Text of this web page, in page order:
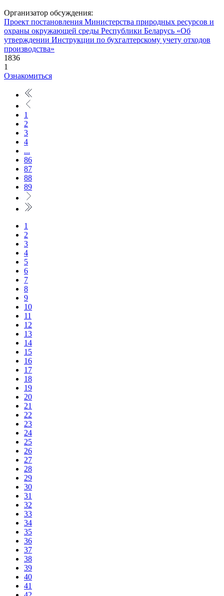
Организатор обсуждения:
Проект постановления Министерства природных ресурсов и
охраны окружающей среды Республики Беларусь «Об
утверждении Инструкции по бухгалтерскому учету отходов
производства»
1836
1
Ознакомиться
1
2
3
4
...
86
87
88
89
1
2
3
4
5
6
7
8
9
10
11
12
13
14
15
16
17
18
19
20
21
22
23
24
25
26
27
28
29
30
31
32
33
34
35
36
37
38
39
40
41